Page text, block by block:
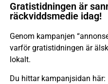
Gratistidningen är
räckviddsmedie idag!
Genom kampanjen
varför gratistidningen är
lokalt.
Du hittar kampanjsidan här: